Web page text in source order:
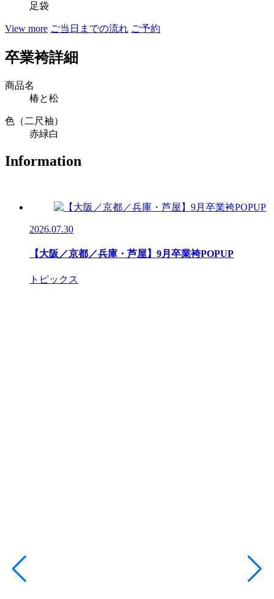
足袋
View more ご当日までの流れ ご予約
卒業袴詳細
商品名
椿と松
色（二尺袖）
赤緑白
Information
2026.07.30
【大阪／京都／兵庫・芦屋】9月卒業袴POPUP
トピックス